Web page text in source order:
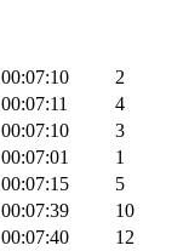
00:07:10
2
00:07:11 4
00:07:10 3
00:07:01 1
00:07:15
5
00:07:39 10
00:07:40 12